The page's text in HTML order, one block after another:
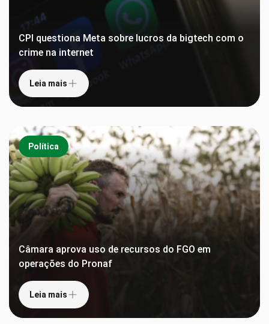
CPI questiona Meta sobre lucros da bigtech com o
crime na internet
Leia mais
Política
Câmara aprova uso de recursos do FGO em
operações do Pronaf
Leia mais